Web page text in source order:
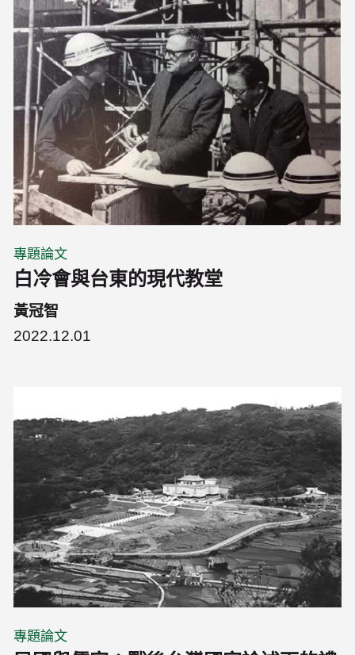
專題論文
白冷會與台東的現代教堂
黃冠智
2022.12.01
專題論文